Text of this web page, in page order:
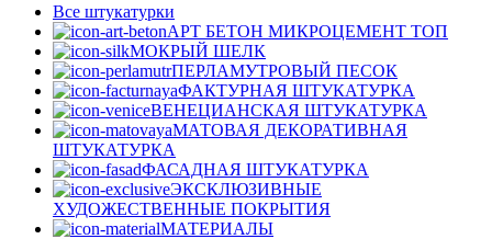
Все штукатурки
АРТ БЕТОН МИКРОЦЕМЕНТ ТОП
МОКРЫЙ ШЕЛК
ПЕРЛАМУТРОВЫЙ ПЕСОК
ФАКТУРНАЯ ШТУКАТУРКА
ВЕНЕЦИАНСКАЯ ШТУКАТУРКА
МАТОВАЯ ДЕКОРАТИВНАЯ
ШТУКАТУРКА
ФАСАДНАЯ ШТУКАТУРКА
ЭКСКЛЮЗИВНЫЕ
ХУДОЖЕСТВЕННЫЕ ПОКРЫТИЯ
МАТЕРИАЛЫ